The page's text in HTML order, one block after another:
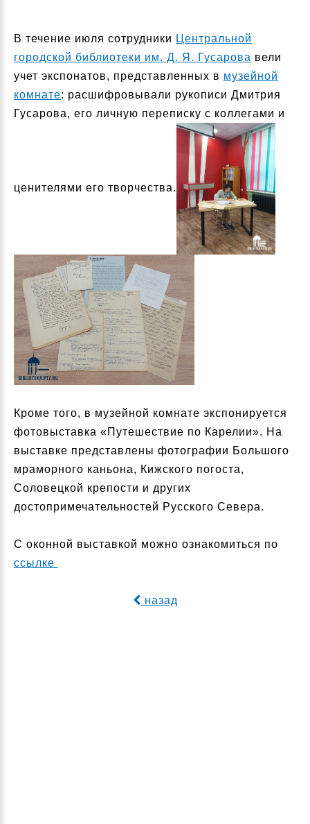
В течение июля сотрудники Центральной
городской библиотеки им. Д. Я. Гусарова вели
учет экспонатов, представленных в музейной
комнате: расшифровывали рукописи Дмитрия
Гусарова, его личную переписку с коллегами и
ценителями его творчества.
Кроме того, в музейной комнате экспонируется
фотовыставка «Путешествие по Карелии». На
выставке представлены фотографии Большого
мраморного каньона, Кижского погоста,
Соловецкой крепости и других
достопримечательностей Русского Севера.
С оконной выставкой можно ознакомиться по
ссылке
назад